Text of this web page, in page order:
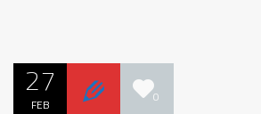
27
FEB 0